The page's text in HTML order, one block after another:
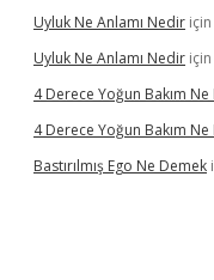
Uyluk Ne Anlamı Nedir için
Uyluk Ne Anlamı Nedir için
4 Derece Yoğun Bakım
4 Derece Yoğun Bakım
Bastırılmış Ego Ne Demek